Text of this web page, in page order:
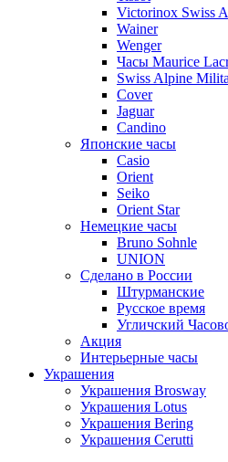
Victorinox Swiss
Wainer
Wenger
Часы Maurice
Swiss Alpine
Cover
Jaguar
Candino
Японские часы
Casio
Orient
Seiko
Orient Star
Немецкие часы
Bruno Sohnle
UNION
Сделано в России
Штурманские
Русское время
Угличский
Акция
Интерьерные часы
Украшения
Украшения Brosway
Украшения Lotus
Украшения Bering
Украшения Cerutti